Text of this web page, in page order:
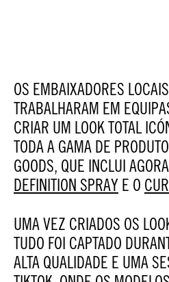
OS EMBAIXADORES
TRABALHARAM EM
CRIAR UM LOOK TOTAL
TODA A GAMA DE
GOODS, QUE INCLUI
DEFINITION SPRAY E O
UMA VEZ CRIADOS OS
TUDO FOI CAPTADO
ALTA QUALIDADE E UMA